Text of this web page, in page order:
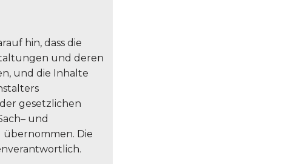
hin, dass die
und deren
und die Inhalte
gesetzlichen
und
Die